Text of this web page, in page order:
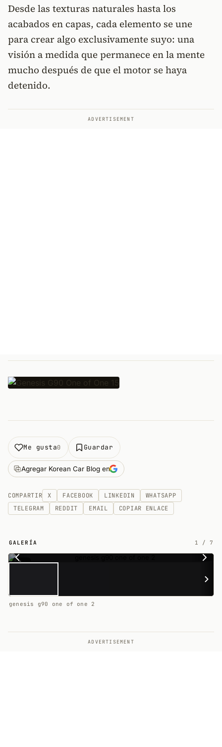
Desde las texturas naturales hasta los
acabados en capas, cada elemento se une
para crear algo exclusivamente suyo: una
visión a medida que permanece en la mente
mucho después de que el motor se haya
detenido.
ADVERTISEMENT
Me gusta0 Guardar
Agregar Korean Car Blog en
COMPARTIR X FACEBOOK LINKEDIN
WHATSAPP
TELEGRAM
REDDIT EMAIL COPIAR ENLACE
GALERÍA 1 / 7
7
genesis g90 one of one 2
ADVERTISEMENT